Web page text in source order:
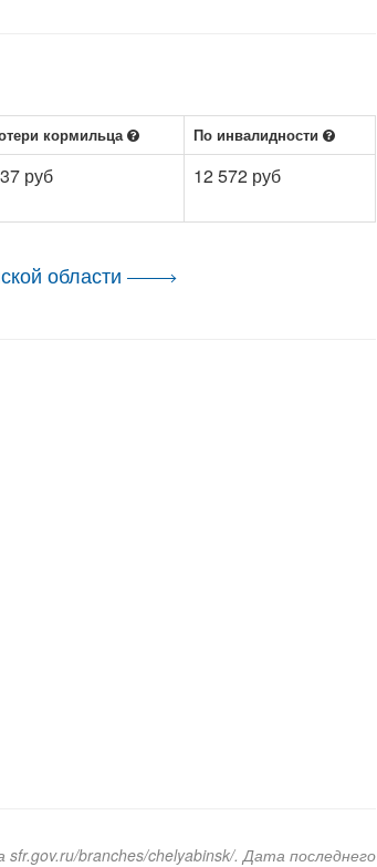
кормильца По инвалидности
руб 12 572 руб
области
branches/chelyabinsk/. Дата последнего